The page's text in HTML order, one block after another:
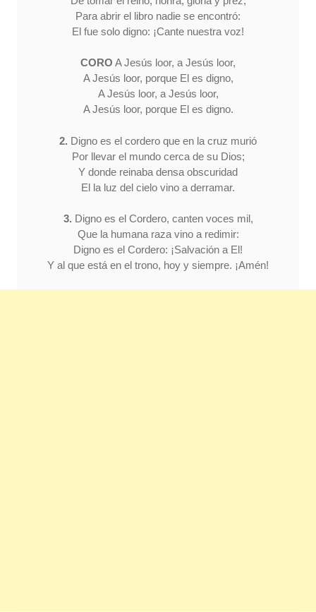
Para abrir el libro nadie se encontró:
El fue solo digno: ¡Cante nuestra voz!
CORO A Jesús loor, a Jesús loor,
A Jesús loor, porque El es digno,
A Jesús loor, a Jesús loor,
A Jesús loor, porque El es digno.
2. Digno es el cordero que en la cruz murió
Por llevar el mundo cerca de su Dios;
Y donde reinaba densa obscuridad
El la luz del cielo vino a derramar.
3. Digno es el Cordero, canten voces mil,
Que la humana raza vino a redimir:
Digno es el Cordero: ¡Salvación a El!
Y al que está en el trono, hoy y siempre. ¡Amén!